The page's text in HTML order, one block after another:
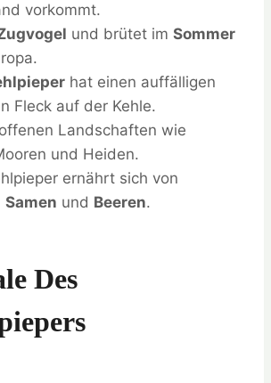
vorkommt.
und brütet im Sommer
hat einen auffälligen
Fleck auf der Kehle.
Landschaften wie
und Heiden.
ernährt sich von
Samen und Beeren.
Des